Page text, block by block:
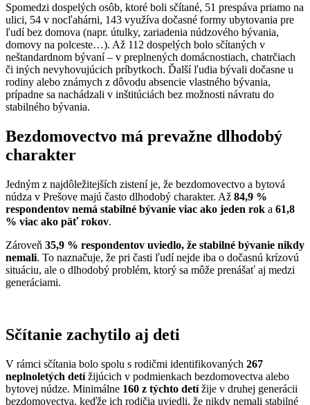
Spomedzi dospelých osôb, ktoré boli sčítané, 51 prespáva priamo na
ulici, 54 v nocľahárni, 143 využíva dočasné formy ubytovania pre
ľudí bez domova (napr. útulky, zariadenia núdzového bývania,
domovy na polceste…). Až 112 dospelých bolo sčítaných v
neštandardnom bývaní – v preplnených domácnostiach, chatrčiach
či iných nevyhovujúcich príbytkoch. Ďalší ľudia bývali dočasne u
rodiny alebo známych z dôvodu absencie vlastného bývania,
prípadne sa nachádzali v inštitúciách bez možnosti návratu do
stabilného bývania.
Bezdomovectvo má prevažne dlhodobý
charakter
Jedným z najdôležitejších zistení je, že bezdomovectvo a bytová
núdza v Prešove majú často dlhodobý charakter. Až 84,9 %
respondentov nemá stabilné bývanie viac ako jeden rok a 61,8
% viac ako päť rokov.
Zároveň 35,9 % respondentov uviedlo, že stabilné bývanie nikdy
nemali. To naznačuje, že pri časti ľudí nejde iba o dočasnú krízovú
situáciu, ale o dlhodobý problém, ktorý sa môže prenášať aj medzi
generáciami.
Sčítanie zachytilo aj deti
V rámci sčítania bolo spolu s rodičmi identifikovaných 267
neplnoletých detížijúcich v podmienkach bezdomovectva alebo
bytovej núdze. Minimálne 160 z týchto detížije v druhej generácii
bezdomovectva, keďže ich rodičia uviedli, že nikdy nemali stabilné